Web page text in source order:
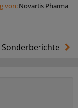
von: Novartis Pharma